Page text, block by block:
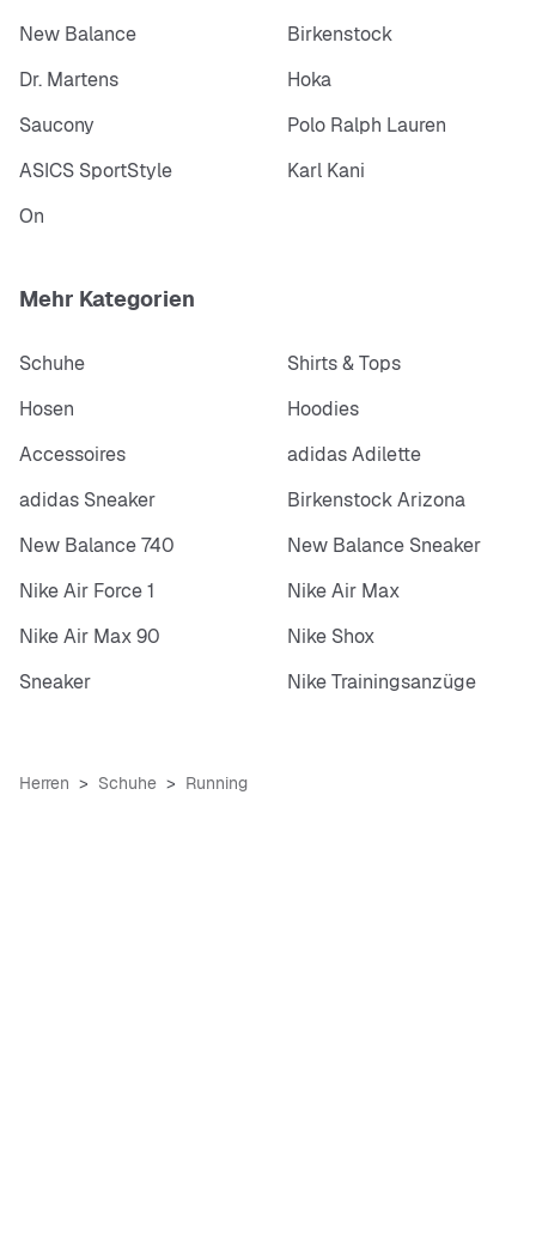
New Balance
Birkenstock
Dr. Martens
Hoka
Saucony
Polo Ralph Lauren
ASICS SportStyle
Karl Kani
On
Mehr Kategorien
Schuhe
Shirts & Tops
Hosen
Hoodies
Accessoires
adidas Adilette
adidas Sneaker
Birkenstock Arizona
New Balance 740
New Balance Sneaker
Nike Air Force 1
Nike Air Max
Nike Air Max 90
Nike Shox
Sneaker
Nike Trainingsanzüge
Herren Schuhe Running